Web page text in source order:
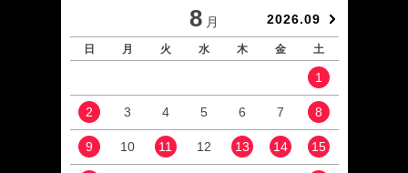
8 月 2026.09
日 月 火 水 木 金 土
1
2 3 4 5 6 7 8
9 10 11 12 13 14 15